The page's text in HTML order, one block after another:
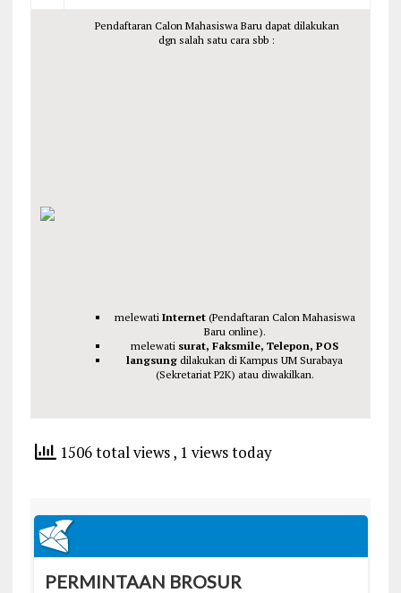
Pendaftaran Calon Mahasiswa Baru dapat dilakukan
dgn salah satu cara sbb :
melewati Internet(Pendaftaran Calon Mahasiswa
Baru online).
melewati surat, Faksmile, Telepon, POS
langsung dilakukan di Kampus UM Surabaya
(Sekretariat P2K) atau diwakilkan.
1506 total views, 1 views today